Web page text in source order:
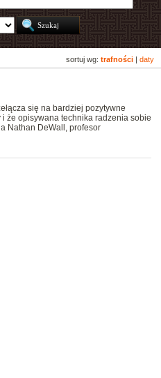
sortuj wg: trafności daty
się na bardziej pozytywne
że opisywana technika radzenia sobie
Nathan DeWall, profesor